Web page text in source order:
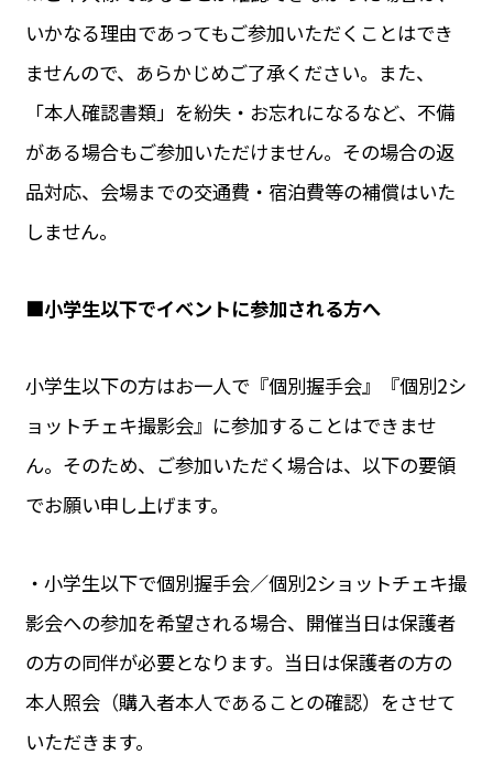
いかなる理由であってもご参加いただくことはでき
ませんので、あらかじめご了承ください。また、
「本人確認書類」を紛失・お忘れになるなど、不備
がある場合もご参加いただけません。その場合の返
品対応、会場までの交通費・宿泊費等の補償はいた
しません。
■小学生以下でイベントに参加される方へ
小学生以下の方はお一人で『個別握手会』『個別2シ
ョットチェキ撮影会』に参加することはできませ
ん。そのため、ご参加いただく場合は、以下の要領
でお願い申し上げます。
・小学生以下で個別握手会／個別2ショットチェキ撮
影会への参加を希望される場合、開催当日は保護者
の方の同伴が必要となります。当日は保護者の方の
本人照会（購入者本人であることの確認）をさせて
いただきます。